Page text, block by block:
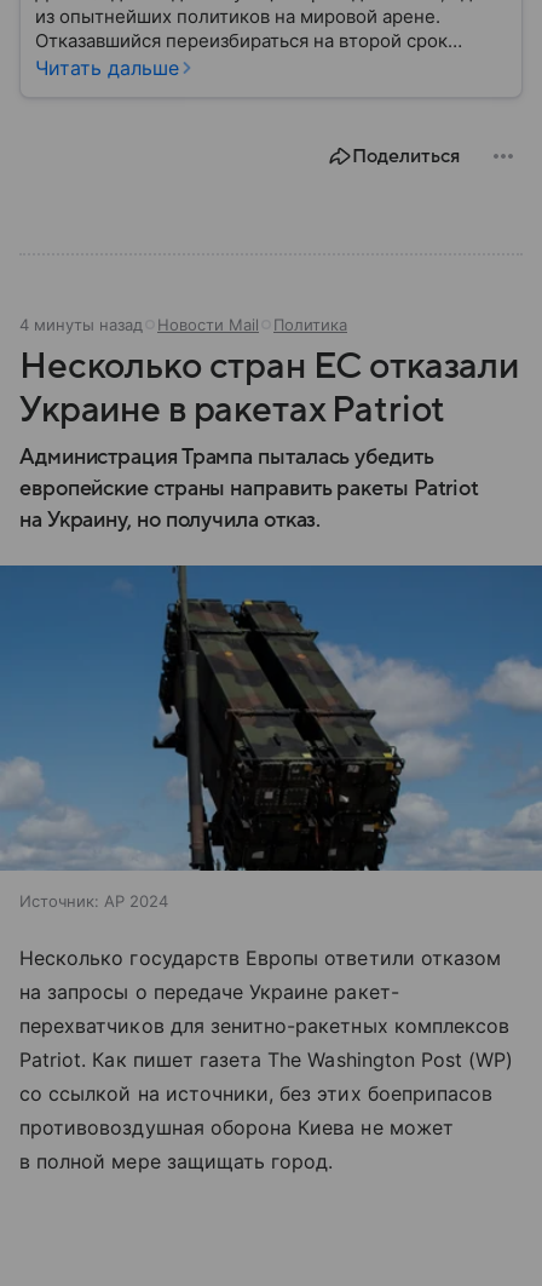
из опытнейших политиков на мировой арене.
Отказавшийся переизбираться на второй срок
демократ прошел внушительный путь: разбираем
Читать дальше
Поделиться
4 минуты назад Новости Mail Политика
Несколько стран ЕС отказали
Украине в ракетах Patriot
Администрация Трампа пыталась убедить
европейские страны направить ракеты Patriot
на Украину, но получила отказ.
Источник: AP 2024
Несколько государств Европы ответили отказом
на запросы о передаче Украине ракет-
перехватчиков для зенитно-ракетных комплексов
Patriot. Как пишет газета The Washington Post (WP)
со ссылкой на источники, без этих боеприпасов
противовоздушная оборона Киева не может
в полной мере защищать город.